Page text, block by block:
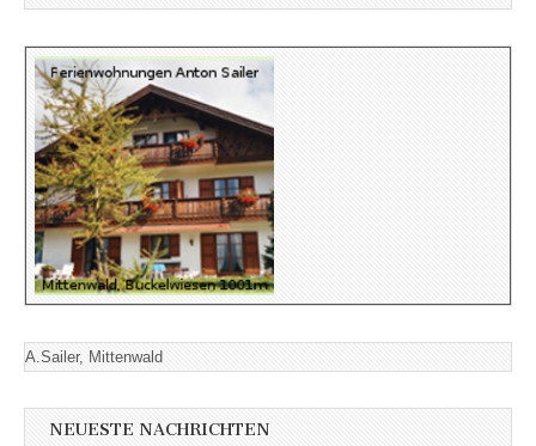
A.Sailer, Mittenwald
NEUESTE NACHRICHTEN